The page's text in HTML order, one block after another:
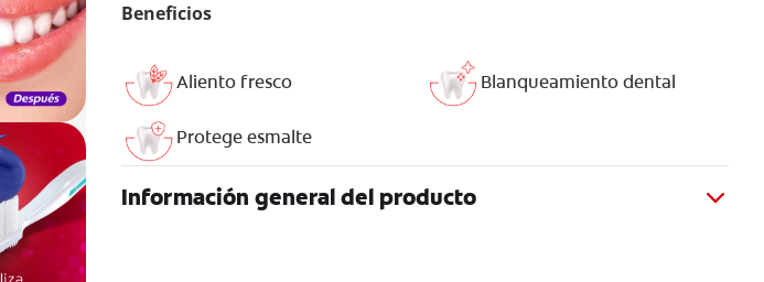
Beneficios
Aliento fresco Blanqueamiento dental
Protege esmalte
Información general del producto